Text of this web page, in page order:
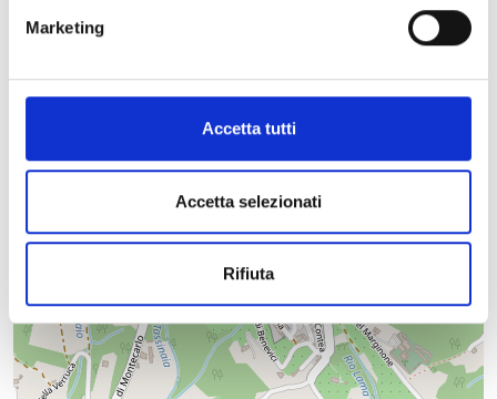
Marketing
Accetta tutti
Accetta selezionati
Rifiuta
+